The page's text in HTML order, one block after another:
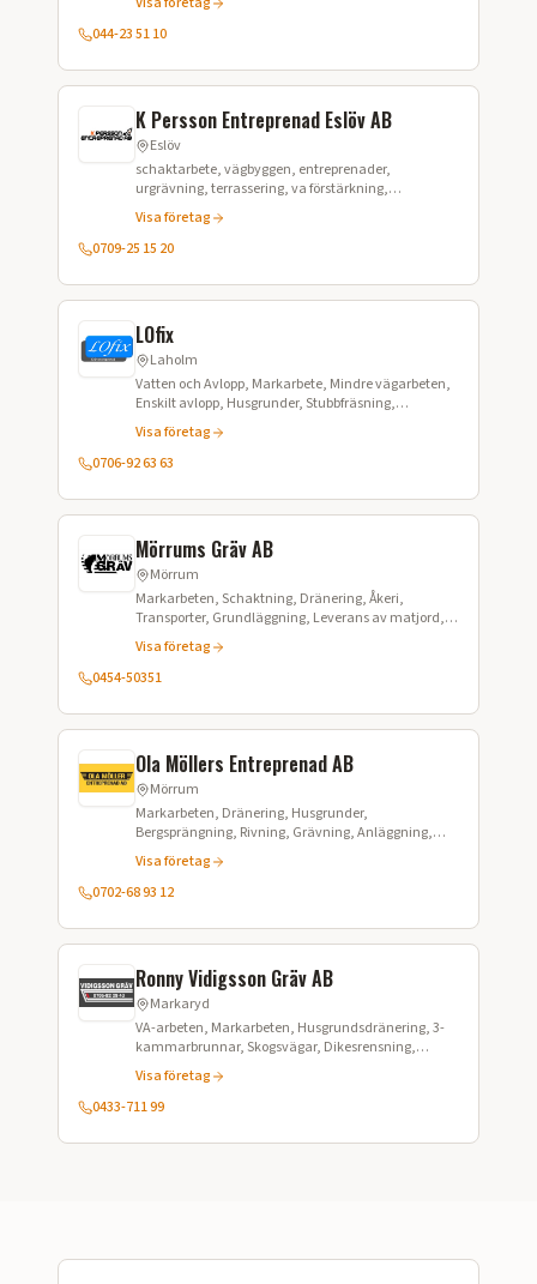
044-23 51 10
K Persson Entreprenad Eslöv AB
Eslöv
schaktarbete, vägbyggen, entreprenader,
urgrävning, terrassering, va förstärkning,
omläggning av VA, avbaning, avtäckning,
grundläggningarbeten, vägarbeten, marksanering
Visa företag
0709-25 15 20
LOfix
Laholm
Vatten och Avlopp, Markarbete, Mindre vägarbeten,
Enskilt avlopp, Husgrunder, Stubbfräsning,
Jordplanering, Gräventreprenad, Schaktning
Visa företag
0706-92 63 63
Mörrums Gräv AB
Mörrum
Markarbeten, Schaktning, Dränering, Åkeri,
Transporter, Grundläggning, Leverans av matjord,
Grus och makadam, Dikesgrävning, Rörläggning,
Snöröjning, Sandning, Stubbfräsning, Räckeslagning
Visa företag
0454-50351
Ola Möllers Entreprenad AB
Mörrum
Markarbeten, Dränering, Husgrunder,
Bergsprängning, Rivning, Grävning, Anläggning,
Schaktning, Utfyllnad
Visa företag
0702-68 93 12
Ronny Vidigsson Gräv AB
Markaryd
VA-arbeten, Markarbeten, Husgrundsdränering, 3-
kammarbrunnar, Skogsvägar, Dikesrensning,
Trädgårdsplanering, Schaktning,
Kranbilstransporter, Grusförsäljning, Matjord,
Snöröjning, TMA-körning
Visa företag
0433-711 99